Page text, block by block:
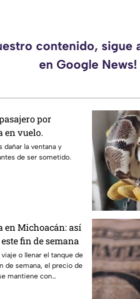
contenido, sigue
en Google News!
por
en vuelo.
dañar la ventana y
de ser sometido.
en Michoacán: así
fin de semana
o llenar el tanque de
de semana, el precio de
mantiene con
municipio y la